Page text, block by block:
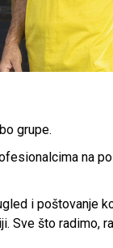
grupe.
na
i poštovanje
Sve što radimo,